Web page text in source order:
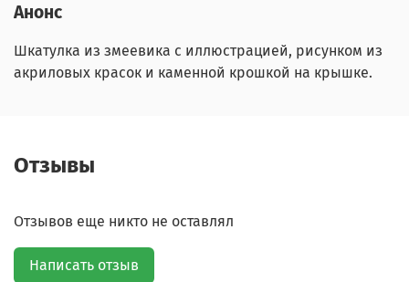
Анонс
Шкатулка из змеевика с иллюстрацией, рисунком из
акриловых красок и каменной крошкой на крышке.
Отзывы
Отзывов еще никто не оставлял
Написать отзыв